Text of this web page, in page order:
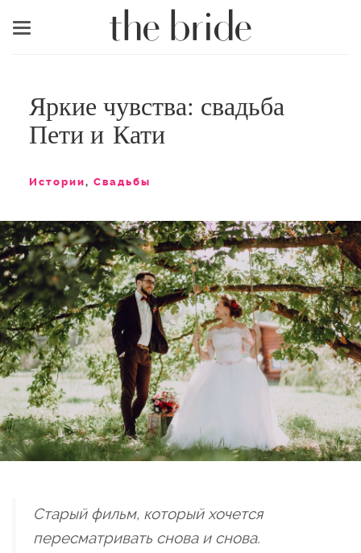
Меню
Яркие чувства: свадьба
Пети и Кати
Истории, Свадьбы
Старый фильм, который хочется
пересматривать снова и снова.